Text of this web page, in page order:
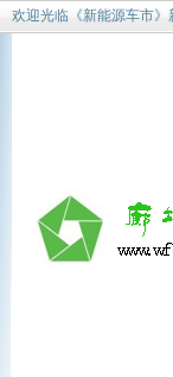
欢迎光临《新能源车市》